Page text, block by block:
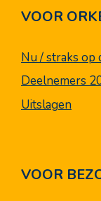
VOOR
Nu / straks op
Deelnemers
Uitslagen
VOOR